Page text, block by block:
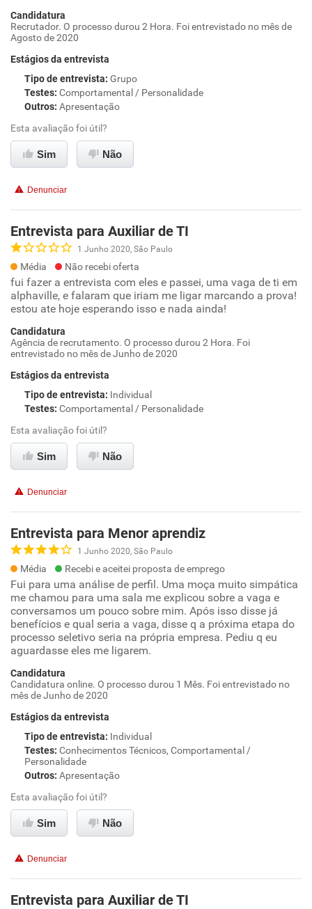
Candidatura
Recrutador. O processo durou 2 Hora. Foi entrevistado no mês de
Agosto de 2020
Estágios da entrevista
Tipo de entrevista: Grupo
Testes: Comportamental / Personalidade
Outros: Apresentação
Esta avaliação foi útil?
Sim Não
Denunciar
Entrevista para Auxiliar de TI
1 Junho 2020, São Paulo
Média Não recebi oferta
fui fazer a entrevista com eles e passei, uma vaga de ti em
alphaville, e falaram que iriam me ligar marcando a prova!
estou ate hoje esperando isso e nada ainda!
Candidatura
Agência de recrutamento. O processo durou 2 Hora. Foi
entrevistado no mês de Junho de 2020
Estágios da entrevista
Tipo de entrevista: Individual
Testes: Comportamental / Personalidade
Esta avaliação foi útil?
Sim Não
Denunciar
Entrevista para Menor aprendiz
1 Junho 2020, São Paulo
Média Recebi e aceitei proposta de emprego
Fui para uma análise de perfil. Uma moça muito simpática
me chamou para uma sala me explicou sobre a vaga e
conversamos um pouco sobre mim. Após isso disse já
benefícios e qual seria a vaga, disse q a próxima etapa do
processo seletivo seria na própria empresa. Pediu q eu
aguardasse eles me ligarem.
Candidatura
Candidatura online. O processo durou 1 Mês. Foi entrevistado no
mês de Junho de 2020
Estágios da entrevista
Tipo de entrevista: Individual
Testes: Conhecimentos Técnicos, Comportamental /
Personalidade
Outros: Apresentação
Esta avaliação foi útil?
Sim Não
Denunciar
Entrevista para Auxiliar de TI